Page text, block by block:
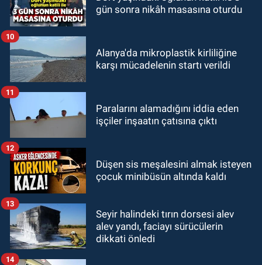
gün sonra nikâh masasına oturdu
Alanya'da mikroplastik kirliliğine
karşı mücadelenin startı verildi
10
Paralarını alamadığını iddia eden
işçiler inşaatın çatısına çıktı
11
Düşen sis meşalesini almak isteyen
çocuk minibüsün altında kaldı
12
Seyir halindeki tırın dorsesi alev
alev yandı, faciayı sürücülerin
dikkati önledi
13
14